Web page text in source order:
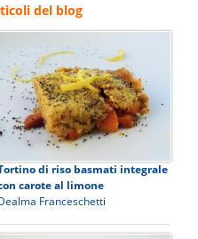
del blog
di riso basmati integrale
carote al limone
Franceschetti